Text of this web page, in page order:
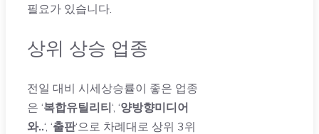
필요가 있습니다.
상위 상승 업종
전일 대비 시세상승률이 좋은 업종
은 ‘복합유틸리티‘, ‘양방향미디어
와..‘, ‘출판‘으로 차례대로 상위 3위